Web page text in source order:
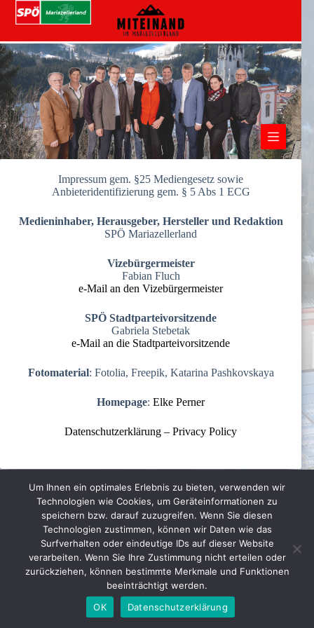
Zum
Inhalt
Impressum gem. §25 Mediengesetz sowie
Anbieteridentifizierung gem. § 5 Abs 1 ECG
Medieninhaber, Herausgeber, Hersteller und Redaktion
SPÖ Mariazellerland
Vizebürgermeister
Fabian Fluch
e-Mail an den Vizebürgermeister
SPÖ Stadtparteivorsitzende
Gabriela Stebetak
e-Mail an die Stadtparteivorsitzende
Fotomaterial: Fotolia, Freepik, Katarina Pashkovskaya
Homepage:Elke Perner
Datenschutzerklärung – Privacy Policy
Aktuelles
Vertrauen wieder gewinnen
Klare Ziele für die Zukunft
Team Fabian Fluch
Datenschutzrichtlinien
Impressum
Copyright © 2026 - WordPress Theme vonCreativeThemes
Um Ihnen ein optimales Erlebnis zu bieten, verwenden wir
Technologien wie Cookies, um Geräteinformationen zu
speichern bzw. darauf zuzugreifen. Wenn Sie diesen
Technologien zustimmen, können wir Daten wie das
Surfverhalten oder eindeutige IDs auf dieser Website
verarbeiten. Wenn Sie Ihre Zustimmung nicht erteilen oder
zurückziehen, können bestimmte Merkmale und Funktionen
beeinträchtigt werden.
OK
Datenschutzerklärung